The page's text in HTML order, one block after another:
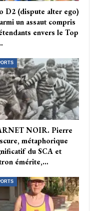
D2 (dispute alter ego)
un assaut compris
envers le Top
NOIR. Pierre
métaphorique
du SCA et
émérite,…